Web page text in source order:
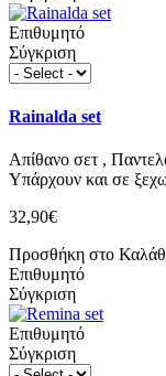
Επιθυμητό
Σύγκριση
Rainalda set
Απίθανο σετ ,
Υπάρχουν και σε
32,90€
Προσθήκη στο
Επιθυμητό
Σύγκριση
Επιθυμητό
Σύγκριση